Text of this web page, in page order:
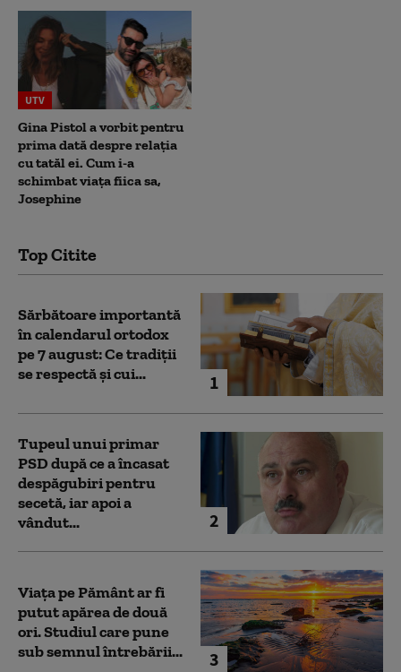
UTV
Gina Pistol a vorbit pentru
prima dată despre relația
cu tatăl ei. Cum i-a
schimbat viața fiica sa,
Josephine
Top Citite
1
Sărbătoare importantă
în calendarul ortodox
pe 7 august: Ce tradiții
se respectă și cui...
2
Tupeul unui primar
PSD după ce a încasat
despăgubiri pentru
secetă, iar apoi a
vândut...
3
Viața pe Pământ ar fi
putut apărea de două
ori. Studiul care pune
sub semnul întrebării...